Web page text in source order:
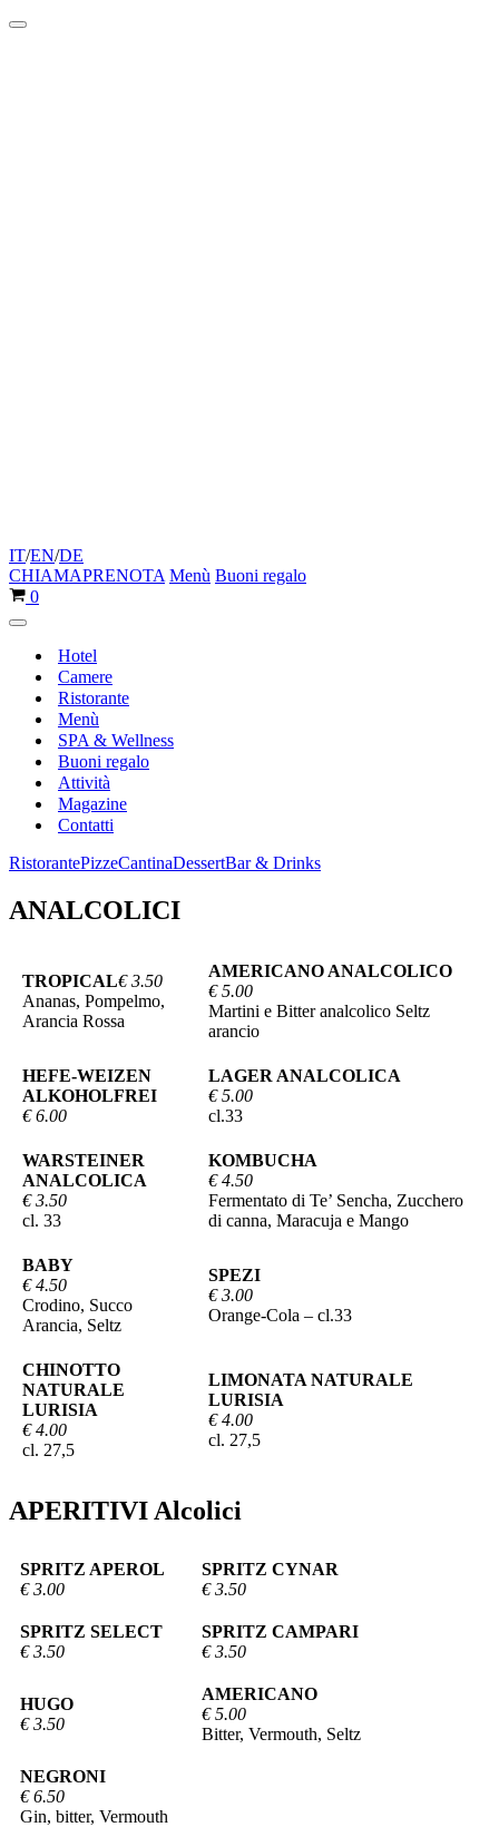
Menu
IT/EN/DE
CHIAMAPRENOTA Menù Buoni regalo
Carrello
0
Menu
navigazione
Hotel
Camere
Ristorante
Menù
SPA & Wellness
Buoni regalo
Attività
Magazine
Contatti
RistorantePizzeCantinaDessertBar & Drinks
ANALCOLICI
TROPICAL€ 3.50
Ananas, Pompelmo,
Arancia Rossa
AMERICANO ANALCOLICO
€ 5.00
Martini e Bitter analcolico Seltz
arancio
HEFE-WEIZEN
ALKOHOLFREI
€ 6.00
LAGER ANALCOLICA
€ 5.00
cl.33
WARSTEINER
ANALCOLICA
€ 3.50
cl. 33
KOMBUCHA
€ 4.50
Fermentato di Te’ Sencha, Zucchero
di canna, Maracuja e Mango
BABY
€ 4.50
Crodino, Succo
Arancia, Seltz
SPEZI
€ 3.00
Orange-Cola – cl.33
CHINOTTO
NATURALE
LURISIA
€ 4.00
cl. 27,5
LIMONATA NATURALE
LURISIA
€ 4.00
cl. 27,5
APERITIVI Alcolici
SPRITZ APEROL
€ 3.00
SPRITZ CYNAR
€ 3.50
SPRITZ SELECT
€ 3.50
SPRITZ CAMPARI
€ 3.50
HUGO
€ 3.50
AMERICANO
€ 5.00
Bitter, Vermouth, Seltz
NEGRONI
€ 6.50
Gin, bitter, Vermouth